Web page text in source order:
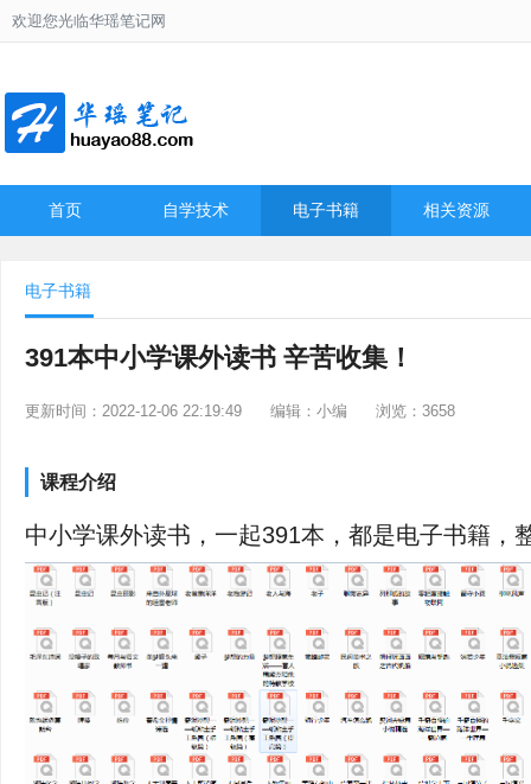
欢迎您光临华瑶笔记网
首页 自学技术 电子书籍 相关资源
电子书籍
391本中小学课外读书 辛苦收集！
更新时间：2022-12-06 22:19:49 编辑：小编 浏览：3658
课程介绍
中小学课外读书，一起391本，都是电子书籍，